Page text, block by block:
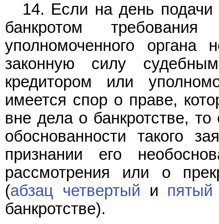
14. Если на день подачи
банкротом
уполномоченного
законную силу
кредитором или
имеется спор о праве,
вне дела о банкротстве,
обоснованности такого
признании его
рассмотрения или о
(абзац четвертый и пятый
банкротстве).